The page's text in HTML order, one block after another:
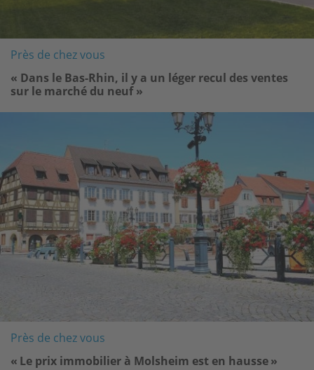
Près de chez vous
« Dans le Bas-Rhin, il y a un léger recul des ventes
sur le marché du neuf »
Près de chez vous
« Le prix immobilier à Molsheim est en hausse »